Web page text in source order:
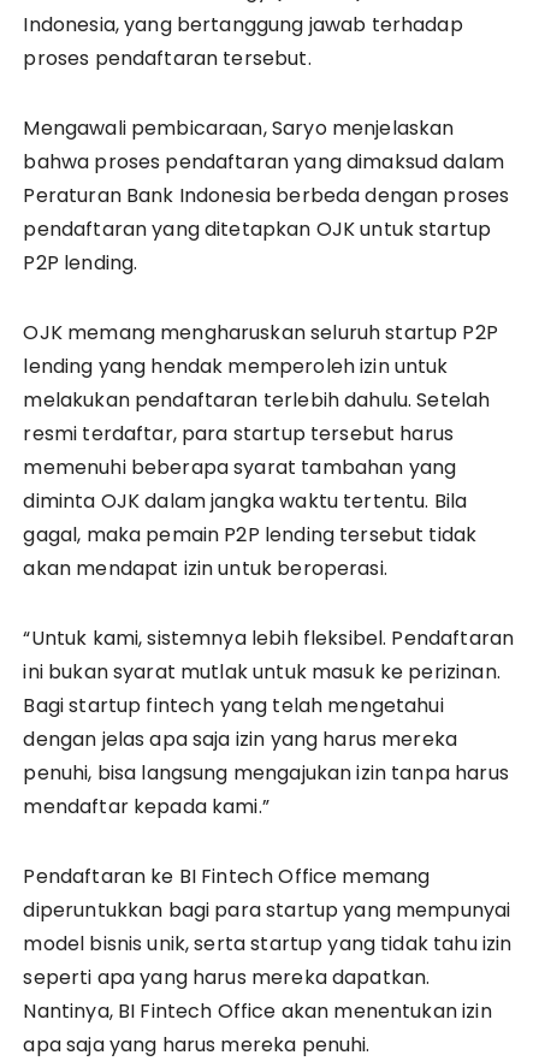
Indonesia, yang bertanggung jawab terhadap
proses pendaftaran tersebut.
Mengawali pembicaraan, Saryo menjelaskan
bahwa proses pendaftaran yang dimaksud dalam
Peraturan Bank Indonesia berbeda dengan proses
pendaftaran yang ditetapkan OJK untuk startup
P2P lending.
OJK memang mengharuskan seluruh startup P2P
lending yang hendak memperoleh izin untuk
melakukan pendaftaran terlebih dahulu. Setelah
resmi terdaftar, para startup tersebut harus
memenuhi beberapa syarat tambahan yang
diminta OJK dalam jangka waktu tertentu. Bila
gagal, maka pemain P2P lending tersebut tidak
akan mendapat izin untuk beroperasi.
“Untuk kami, sistemnya lebih fleksibel. Pendaftaran
ini bukan syarat mutlak untuk masuk ke perizinan.
Bagi startup fintech yang telah mengetahui
dengan jelas apa saja izin yang harus mereka
penuhi, bisa langsung mengajukan izin tanpa harus
mendaftar kepada kami.”
Pendaftaran ke BI Fintech Office memang
diperuntukkan bagi para startup yang mempunyai
model bisnis unik, serta startup yang tidak tahu izin
seperti apa yang harus mereka dapatkan.
Nantinya, BI Fintech Office akan menentukan izin
apa saja yang harus mereka penuhi.